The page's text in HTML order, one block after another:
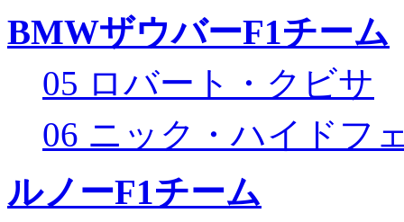
BMWザウバーF1チーム
05 ロバート・クビサ
06 ニック・ハイドフ
ルノーF1チーム